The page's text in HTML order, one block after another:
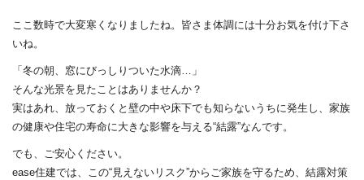
ここ数時で大変寒くなりましたね。皆さま体調には十分お気を付け下さ
いね。
「冬の朝、窓にびっしりついた水滴…」
そんな光景を見たことはありませんか？
実はあれ、放っておくと壁の中や床下でも知らないうちに発生し、家族
の健康や住宅の寿命に大きな影響を与える“結露”なんです。
でも、ご安心ください。
ease住建では、この“見えないリスク”からご家族を守るため、結露対策